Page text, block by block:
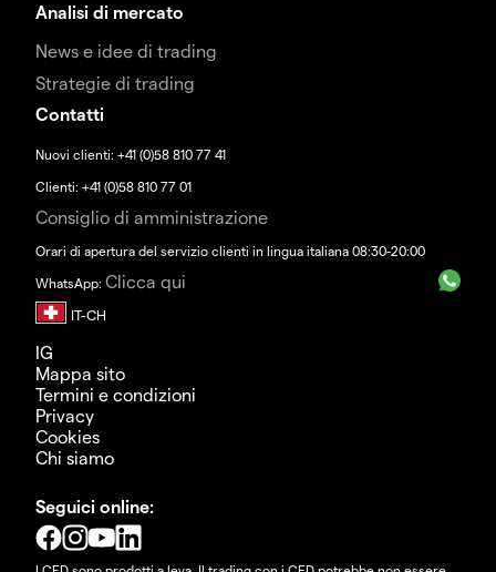
Analisi di mercato
News e idee di trading
Strategie di trading
Contatti
Nuovi clienti: +41 (0)58 810 77 41
Clienti: +41 (0)58 810 77 01
Consiglio di amministrazione
Orari di apertura del servizio clienti in lingua italiana 08:30-20:00
WhatsApp: Clicca qui
IG
Mappa sito
Termini e condizioni
Privacy
Cookies
Chi siamo
Seguici online: